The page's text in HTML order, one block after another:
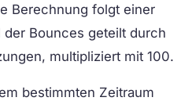
Berechnung folgt einer
der Bounces geteilt durch
multipliziert mit 100.
bestimmten Zeitraum